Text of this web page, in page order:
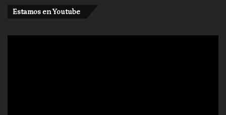
Estamos en Youtube